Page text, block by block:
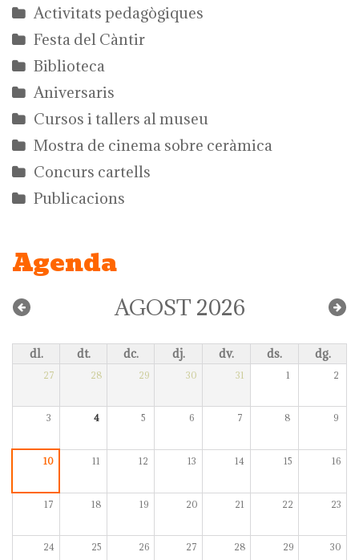
Activitats pedagògiques
Festa del Càntir
Biblioteca
Aniversaris
Cursos i tallers al museu
Mostra de cinema sobre ceràmica
Concurs cartells
Publicacions
Agenda
AGOST 2026
dl. dt. dc. dj. dv. ds. dg.
27 28 29 30 31 1 2
3 4 5 6 7 8 9
10 11 12 13 14 15 16
17 18 19 20 21 22 23
24 25 26 27 28 29 30